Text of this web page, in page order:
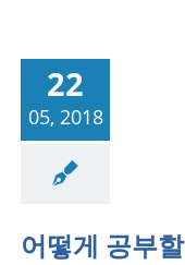
22
05, 2018
자기주도학
어떻게 공부